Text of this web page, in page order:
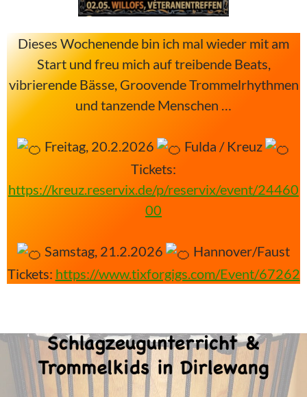
Dieses Wochenende bin ich mal wieder mit am
Start und freu mich auf treibende Beats,
vibrierende Bässe, Groovende Trommelrhythmen
und tanzende Menschen …
Freitag, 20.2.2026
Fulda / Kreuz
Tickets:
https://kreuz.reservix.de/p/reservix/event/24460
00
Samstag, 21.2.2026
Hannover/Faust
Tickets: https://www.tixforgigs.com/Event/67262